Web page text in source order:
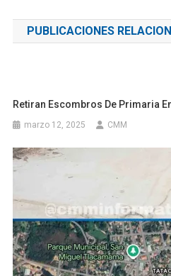
de
entradas
PUBLICACIONES
Retiran Escombros De Primaria
marzo 12, 2025 CMM